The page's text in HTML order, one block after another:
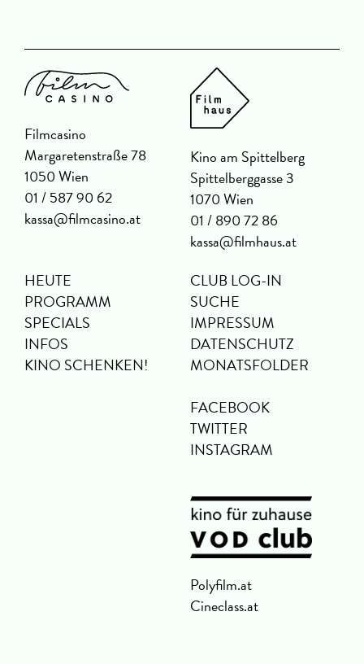
Filmcasino
Margaretenstraße 78
1050 Wien
01 / 587 90 62
kassa@filmcasino.at
Kino am Spittelberg
Spittelberggasse 3
1070 Wien
01 / 890 72 86
kassa@filmhaus.at
HEUTE
PROGRAMM
SPECIALS
INFOS
KINO SCHENKEN!
CLUB LOG-IN
SUCHE
IMPRESSUM
DATENSCHUTZ
MONATSFOLDER
FACEBOOK
TWITTER
INSTAGRAM
Polyfilm.at
Cineclass.at